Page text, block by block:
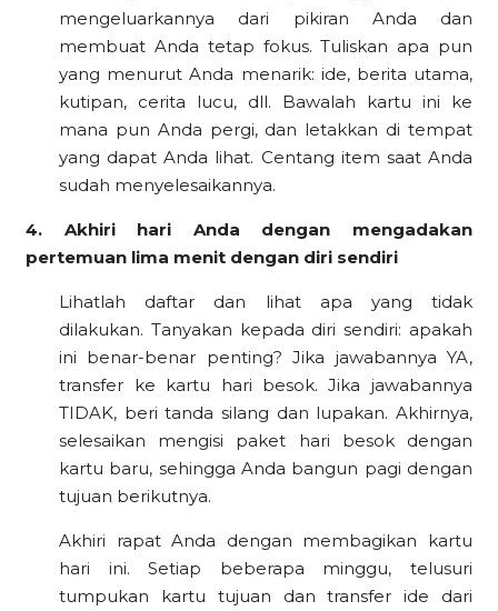
mengeluarkannya dari pikiran Anda dan
membuat Anda tetap fokus. Tuliskan apa pun
yang menurut Anda menarik: ide, berita utama,
kutipan, cerita lucu, dll. Bawalah kartu ini ke
mana pun Anda pergi, dan letakkan di tempat
yang dapat Anda lihat. Centang item saat Anda
sudah menyelesaikannya.
4. Akhiri hari Anda dengan mengadakan
pertemuan lima menit dengan diri sendiri
Lihatlah daftar dan lihat apa yang tidak
dilakukan. Tanyakan kepada diri sendiri: apakah
ini benar-benar penting? Jika jawabannya YA,
transfer ke kartu hari besok. Jika jawabannya
TIDAK, beri tanda silang dan lupakan. Akhirnya,
selesaikan mengisi paket hari besok dengan
kartu baru, sehingga Anda bangun pagi dengan
tujuan berikutnya.
Akhiri rapat Anda dengan membagikan kartu
hari ini. Setiap beberapa minggu, telusuri
tumpukan kartu tujuan dan transfer ide dari